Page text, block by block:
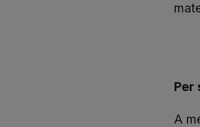
Per
A